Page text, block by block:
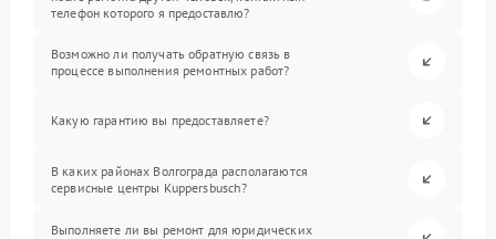
телефон которого я предоставлю?
Возможно ли получать обратную связь в
процессе выполнения ремонтных работ?
Какую гарантию вы предоставляете?
В каких районах Волгограда располагаются
сервисные центры Kuppersbusch?
Выполняете ли вы ремонт для юридических